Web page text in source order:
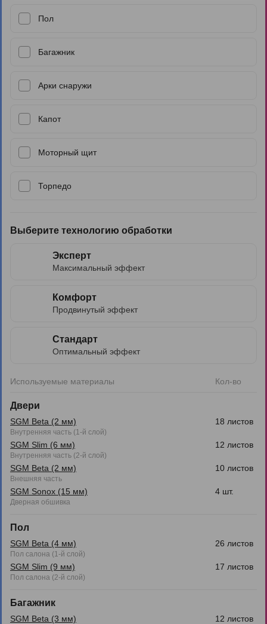
Пол
Багажник
Арки снаружи
Капот
Моторный щит
Торпедо
Выберите технологию обработки
Эксперт
Максимальный эффект
Комфорт
Продвинутый эффект
Стандарт
Оптимальный эффект
Используемые материалы Кол-во
Двери
Внутренняя часть (1-й слой)
SGM Beta (2 мм) 18 листов
Внутренняя часть (2-й слой)
SGM Slim (6 мм) 12 листов
Внешняя часть
SGM Beta (2 мм) 10 листов
Дверная обшивка
SGM Sonox (15 мм) 4 шт.
Пол
Пол салона (1-й слой)
SGM Beta (4 мм) 26 листов
Пол салона (2-й слой)
SGM Slim (9 мм) 17 листов
Багажник
SGM Beta (3 мм) 12 листов